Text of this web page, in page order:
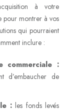
à votre
pour montrer à vos
qui pourraient
inclure :
commerciale :
d’embaucher de
:les fonds levés